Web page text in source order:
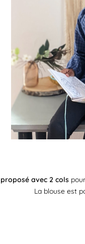
avec 2 cols
La blouse est